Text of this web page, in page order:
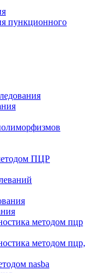
пункционного
ПЦР
методом пцр
методом пцр,
nasba